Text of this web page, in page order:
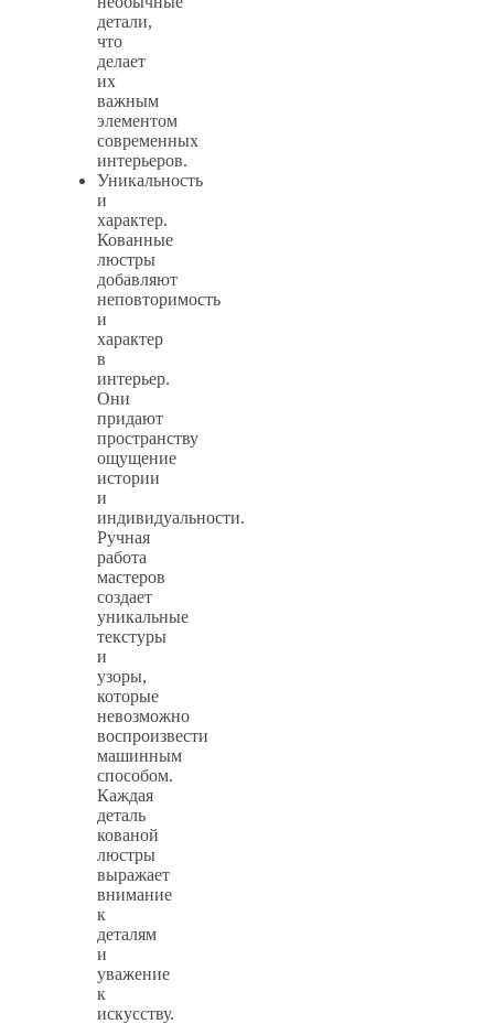
детали,
что
делает
их
важным
элементом
современных
интерьеров.
Уникальность
и
характер.
Кованные
люстры
добавляют
неповторимость
и
характер
в
интерьер.
Они
придают
пространству
ощущение
истории
и
индивидуальности.
Ручная
работа
мастеров
создает
уникальные
текстуры
и
узоры,
которые
невозможно
воспроизвести
машинным
способом.
Каждая
деталь
кованой
люстры
выражает
внимание
к
деталям
и
уважение
к
искусству.